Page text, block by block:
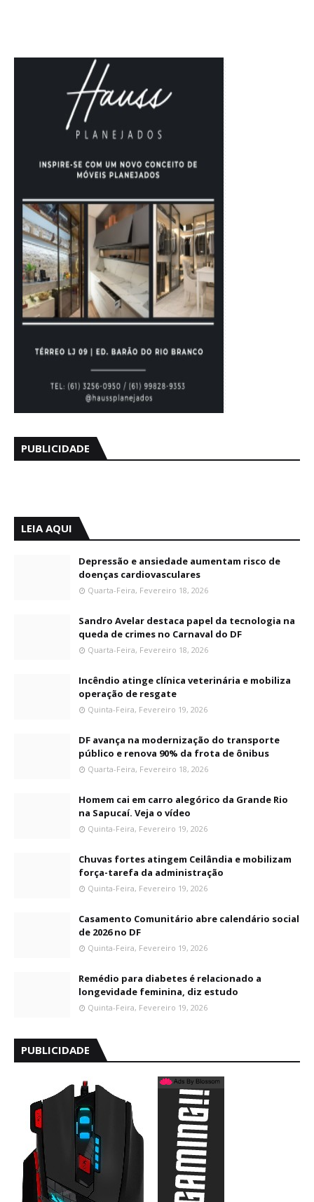
PUBLICIDADE
LEIA AQUI
Depressão e ansiedade aumentam risco de
doenças cardiovasculares
Quarta-Feira, Fevereiro 18, 2026
Sandro Avelar destaca papel da tecnologia na
queda de crimes no Carnaval do DF
Quarta-Feira, Fevereiro 18, 2026
Incêndio atinge clínica veterinária e mobiliza
operação de resgate
Quinta-Feira, Fevereiro 19, 2026
DF avança na modernização do transporte
público e renova 90% da frota de ônibus
Quarta-Feira, Fevereiro 18, 2026
Homem cai em carro alegórico da Grande Rio
na Sapucaí. Veja o vídeo
Quinta-Feira, Fevereiro 19, 2026
Chuvas fortes atingem Ceilândia e mobilizam
força-tarefa da administração
Quinta-Feira, Fevereiro 19, 2026
Casamento Comunitário abre calendário social
de 2026 no DF
Quinta-Feira, Fevereiro 19, 2026
Remédio para diabetes é relacionado a
longevidade feminina, diz estudo
Quinta-Feira, Fevereiro 19, 2026
PUBLICIDADE